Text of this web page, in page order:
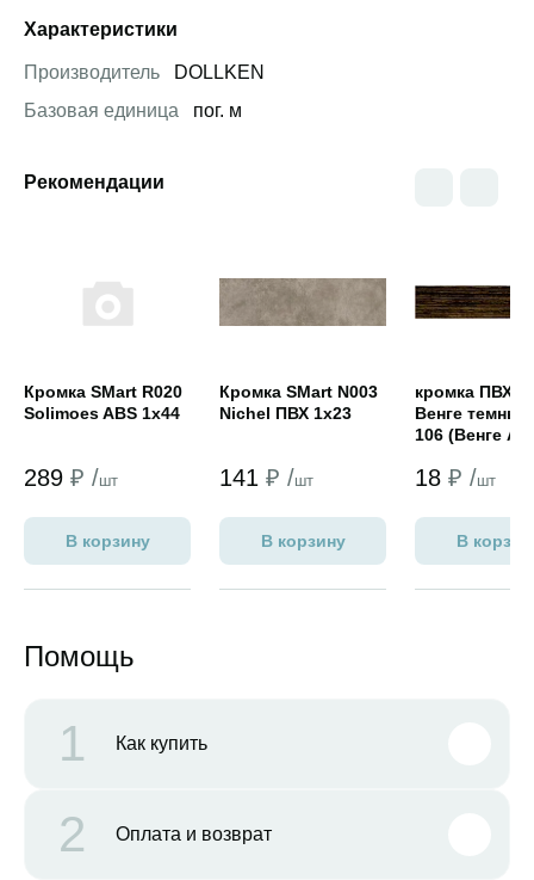
Характеристики
Производитель
DOLLKEN
Базовая единица
пог. м
Рекомендации
Кромка SMart R020
Solimoes ABS 1x44
289 ₽ /шт
В корзину
Кромка SMart N003
Nichel ПВХ 1x23
141 ₽ /шт
В корзину
кромка ПВХ
Венге темный
106 (Венге
18 ₽ /шт
В
Помощь
1 Как купить
2 Оплата и возврат